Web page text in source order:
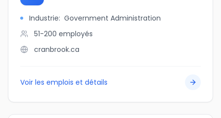
Industrie: Government Administration
51-200 employés
cranbrook.ca
Voir les emplois et détails